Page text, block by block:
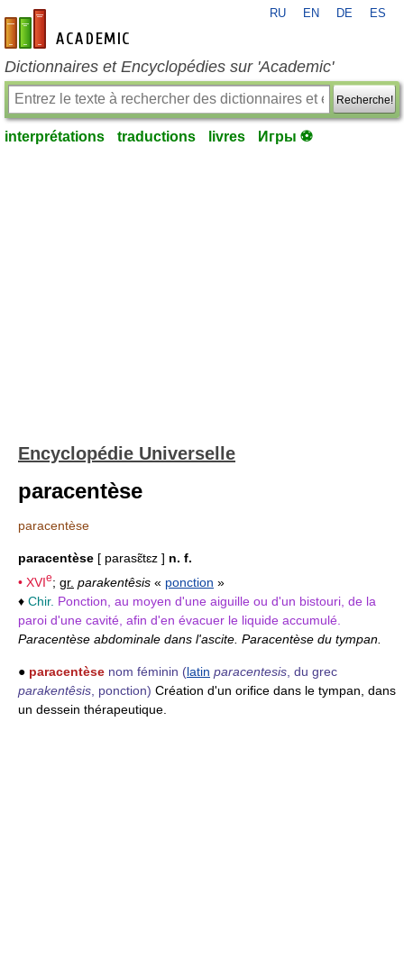
fr-academic.com
RU EN DE ES
Dictionnaires et Encyclopédies sur 'Academic'
Recherche!
interprétations traductions livres Игры ⚽
Encyclopédie Universelle
paracentèse
paracentèse
paracentèse [ parasɛ̃tɛz ] n. f.
• XVIe; gr. parakentêsis « ponction »
♦ Chir. Ponction, au moyen d'une aiguille ou d'un bistouri, de la
paroi d'une cavité, afin d'en évacuer le liquide accumulé.
Paracentèse abdominale dans l'ascite. Paracentèse du tympan.
● paracentèse nom féminin (latin paracentesis , du grec
parakentêsis , ponction) Création d'un orifice dans le tympan, dans
un dessein thérapeutique.